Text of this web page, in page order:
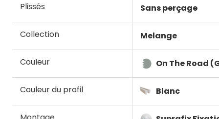
Plissés Sans perçage
Collection Melange
Couleur On The Road
Couleur du profil Blanc